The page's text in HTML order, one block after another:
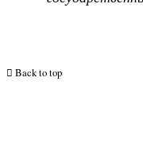
Back to top